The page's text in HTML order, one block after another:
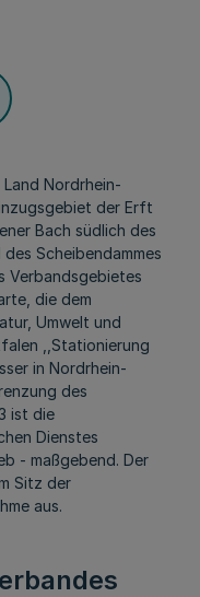
Nordrhein-
der Erft
Bach südlich des
Scheibendammes
Verbandsgebietes
die dem
Umwelt und
,,Stationierung
in Nordrhein-
des
ist die
Dienstes
- maßgebend. Der
Sitz der
aus.